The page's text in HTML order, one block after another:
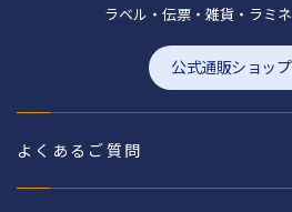
ラベル・伝票・雑貨・ラミ
公式通販ショップ
よくあるご質問